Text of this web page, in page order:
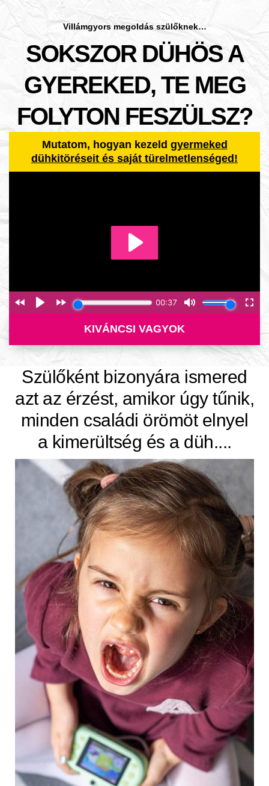
Villámgyors megoldás szülőknek…
SOKSZOR DÜHÖS A
GYEREKED, TE MEG
FOLYTON FESZÜLSZ?
Mutatom, hogyan kezeld gyermeked
dühkitöréseit és saját türelmetlenséged!
KIVÁNCSI VAGYOK
Szülőként bizonyára ismered
azt az érzést, amikor úgy tűnik,
minden családi örömöt elnyel
a kimerültség és a düh....